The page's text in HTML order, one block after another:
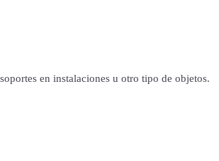
en instalaciones u otro tipo de objetos.